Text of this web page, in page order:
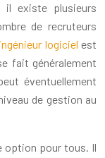
il existe plusieurs
de recruteurs
logiciel est
fait généralement
éventuellement
de gestion au
option pour tous. Il